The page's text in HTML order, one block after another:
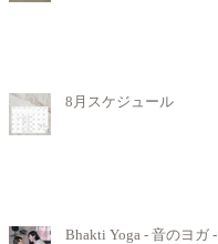
8月スケジュール
Bhakti Yoga - 音のヨガ -